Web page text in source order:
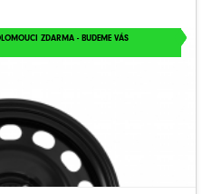
ZDARMA - BUDEME VÁS